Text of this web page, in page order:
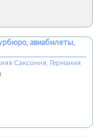
авиабилеты,
Саксония, Германия